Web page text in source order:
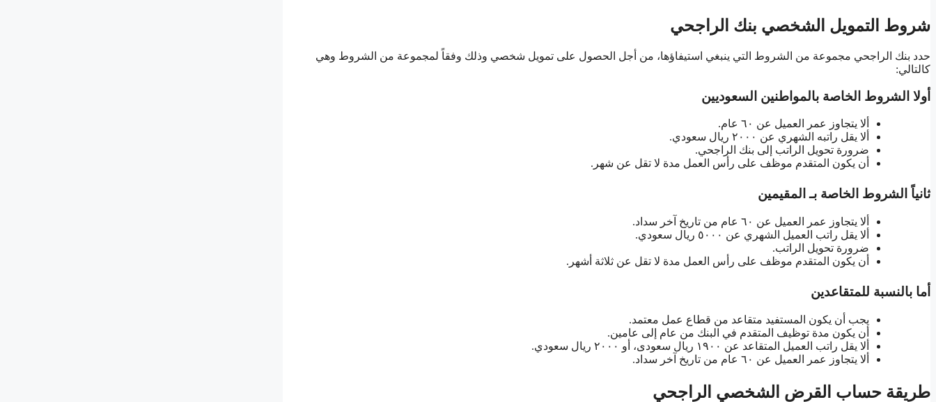
شروط التمويل الشخصي بنك الراجحي
حدد بنك الراجحي مجموعة من الشروط التي ينبغي استيفاؤها، من أجل الحصول على تمويل شخصي وذلك وفقاً لمجموعة من الشروط وهي
كالتالي:
أولا الشروط الخاصة بالمواطنين السعوديين
ألا يتجاوز عمر العميل عن ٦٠ عام.
ألا يقل راتبه الشهري عن ٢٠٠٠ ريال سعودي.
ضرورة تحويل الراتب إلى بنك الراجحي.
أن يكون المتقدم موظف على رأس العمل مدة لا تقل عن شهر.
ثانياً الشروط الخاصة بـ المقيمين
ألا يتجاوز عمر العميل عن ٦٠ عام من تاريخ آخر سداد.
ألا يقل راتب العميل الشهري عن ٥٠٠٠ ريال سعودي.
ضرورة تحويل الراتب.
أن يكون المتقدم موظف على رأس العمل مدة لا تقل عن ثلاثة أشهر.
أما بالنسبة للمتقاعدين
يجب أن يكون المستفيد متقاعد من قطاع عمل معتمد.
أن يكون مدة توظيف المتقدم في البنك من عام إلى عامين.
ألا يقل راتب العميل المتقاعد عن ١٩٠٠ ريال سعودى، أو ٢٠٠٠ ريال سعودي.
ألا يتجاوز عمر العميل عن ٦٠ عام من تاريخ آخر سداد.
طريقة حساب القرض الشخصي الراجحي